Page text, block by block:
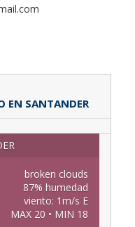
EN SANTANDER
broken clouds
87% humedad
viento: 1m/s E
MAX 20 • MIN 18